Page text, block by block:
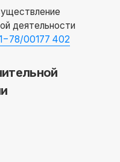
мес
start111204.001